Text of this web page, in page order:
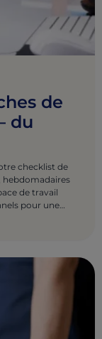
de
du
checklist de
hebdomadaires
de travail
pour une